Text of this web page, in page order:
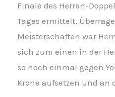
Finale des Herren-
Tages ermittelt.
Meisterschaften war
sich zum einen in der
so noch einmal gegen
Krone aufsetzen und an